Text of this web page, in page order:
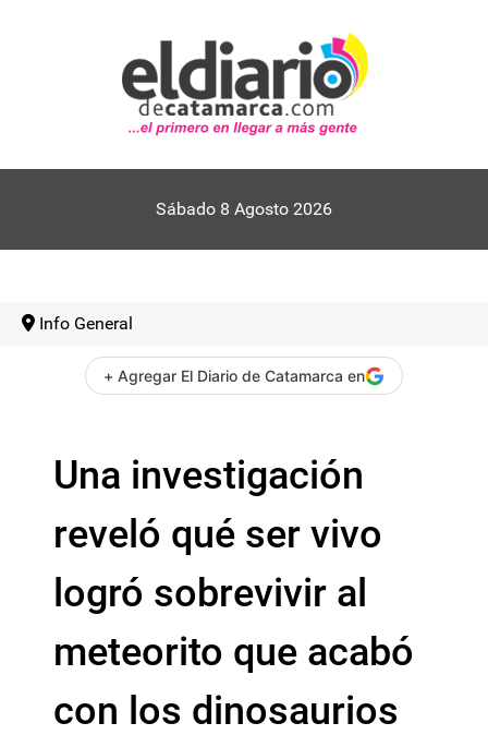
Sábado 8 Agosto 2026
Info General
+ Agregar El Diario de Catamarca en
Una investigación
reveló qué ser vivo
logró sobrevivir al
meteorito que acabó
con los dinosaurios